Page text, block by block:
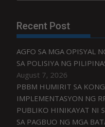
Recent Post
AGFO SA MGA OPISYAL
SA POLISIYA NG
August 7, 2026
PBBM HUMIRIT SA
IMPLEMENTASYON NG
PUBLIKO HINIKAYAT NI
SA PAGBUO NG MGA